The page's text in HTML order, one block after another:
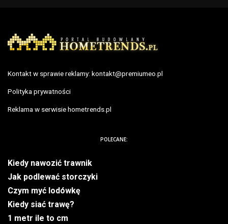
Kontakt w sprawie reklamy: kontakt@premiumeo.pl
Polityka prywatności
Reklama w serwisie hometrends.pl
POLECANE:
Kiedy nawozić trawnik
Jak podlewać storczyki
Czym myć lodówkę
Kiedy siać trawę?
1 metr ile to cm